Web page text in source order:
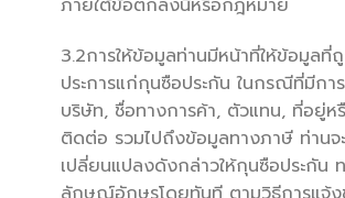
ภายใต้ข้อตกลงนี้หรือกฎหมาย
3.2การให้ข้อมูลท่านมีหน้าที่ให้ข้อมูลที่
ประการแก่กุนซือประกัน ในกรณีที่มีกา
บริษัท, ชื่อทางการค้า, ตัวแทน, ที่อยู่ห
ติดต่อ รวมไปถึงข้อมูลทางภาษี ท่านจ
เปลี่ยนแปลงดังกล่าวให้กุนซือประกัน